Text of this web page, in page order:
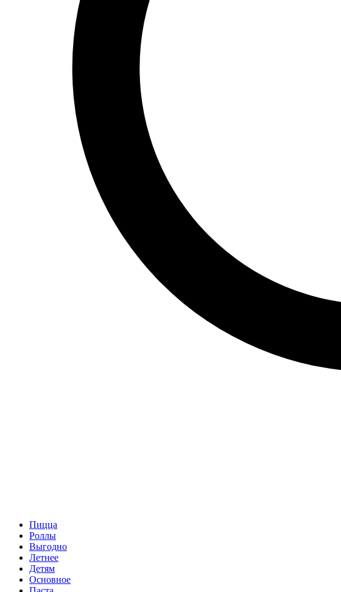
Пицца
Роллы
Выгодно
Летнее
Детям
Основное